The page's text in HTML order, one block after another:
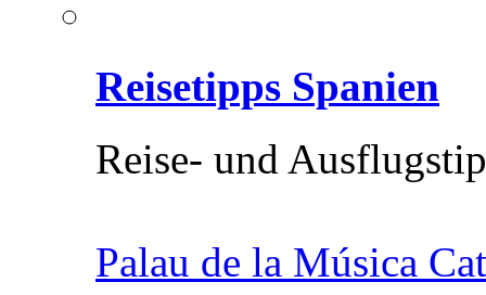
Reisetipps Spanien
Reise- und
Palau de la Música